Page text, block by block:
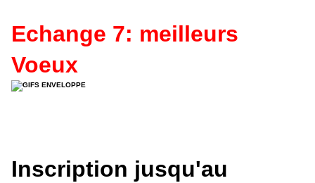
Echange 7: meilleurs
Voeux
Inscription jusqu'au